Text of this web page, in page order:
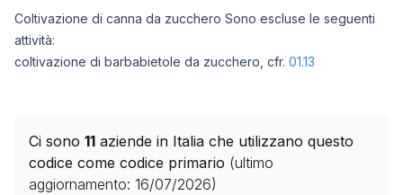
Coltivazione di canna da zucchero Sono escluse le seguenti
attività:
coltivazione di barbabietole da zucchero, cfr. 01.13
Ci sono 11 aziende in Italia che utilizzano questo
codice come codice primario (ultimo
aggiornamento: 16/07/2026)